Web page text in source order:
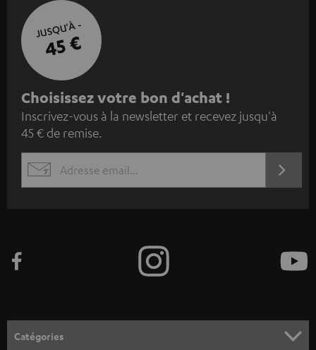
JUSQU'À -
45 €
I
n
s
c
r
z
o
Choisissez votre bon d'achat !
Inscrivez-vous à la newsletter et recevez jusqu'à
45 € de remise.
EMAIL
Catégories